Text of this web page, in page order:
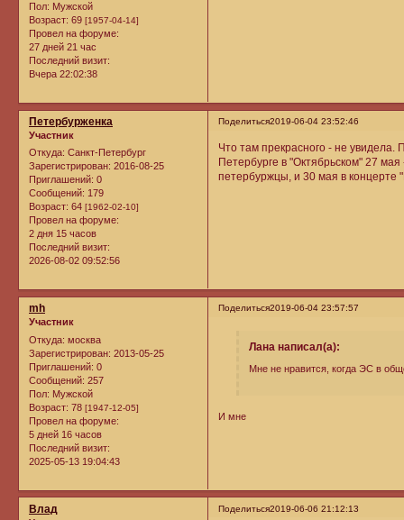
Пол: Мужской
Возраст: 69 [1957-04-14]
Провел на форуме:
27 дней 21 час
Последний визит:
Вчера 22:02:38
Поделиться2019-06-04 23:52:46
Петербурженка
Участник
Откуда: Санкт-Петербург
Зарегистрирован: 2016-08-25
Приглашений: 0
Сообщений: 179
Возраст: 64 [1962-02-10]
Провел на форуме:
2 дня 15 часов
Последний визит:
2026-08-02 09:52:56
Что там прекрасного - не
Петербурге в "Октябрьском" 27
петербуржцы, и 30 мая в концерте
Поделиться2019-06-04 23:57:57
mh
Участник
Откуда: москва
Зарегистрирован: 2013-05-25
Приглашений: 0
Сообщений: 257
Пол: Мужской
Возраст: 78 [1947-12-05]
Провел на форуме:
5 дней 16 часов
Последний визит:
2025-05-13 19:04:43
Лана написал(а):
Мне не нравится, когда ЭС в
И мне
Поделиться2019-06-06 21:12:13
Влад